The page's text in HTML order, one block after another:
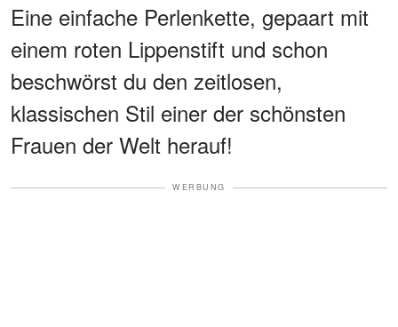
Eine einfache Perlenkette, gepaart mit
einem roten Lippenstift und schon
beschwörst du den zeitlosen,
klassischen Stil einer der schönsten
Frauen der Welt herauf!
WERBUNG